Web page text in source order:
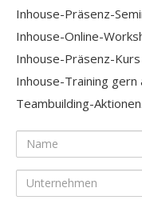
Inhouse-Präsenz-
Inhouse-Online-
Inhouse-Präsenz-
Inhouse-Training gern
Teambuilding-Aktionen.
Name
Unternehmen